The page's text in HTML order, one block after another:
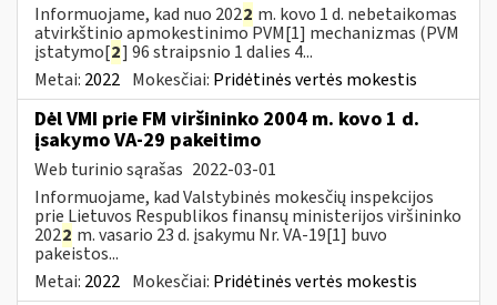
Informuojame, kad nuo 2022 m. kovo 1 d. nebetaikomas
atvirkštinio apmokestinimo PVM[1] mechanizmas (PVM
įstatymo[2] 96 straipsnio 1 dalies 4...
Metai: 2022 Mokesčiai: Pridėtinės vertės mokestis
Dėl VMI prie FM viršininko 2004 m. kovo 1 d.
įsakymo VA-29 pakeitimo
Web turinio sąrašas 2022-03-01
Informuojame, kad Valstybinės mokesčių inspekcijos
prie Lietuvos Respublikos finansų ministerijos viršininko
2022 m. vasario 23 d. įsakymu Nr. VA-19[1] buvo
pakeistos...
Metai: 2022 Mokesčiai: Pridėtinės vertės mokestis